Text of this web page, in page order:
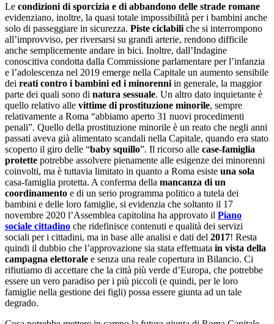
Le condizioni di sporcizia e di abbandono delle strade romane
evidenziano, inoltre, la quasi totale impossibilità per i bambini anche
solo di passeggiare in sicurezza. Piste ciclabili che si interrompono
all’improvviso, per riversarsi su grandi arterie, rendono difficile
anche semplicemente andare in bici. Inoltre, dall’Indagine
conoscitiva condotta dalla Commissione parlamentare per l’infanzia
e l’adolescenza nel 2019 emerge nella Capitale un aumento sensibile
dei reati contro i bambini ed i minorenni in generale, la maggior
parte dei quali sono di natura sessuale. Un altro dato inquietante è
quello relativo alle vittime di prostituzione minorile, sempre
relativamente a Roma “abbiamo aperto 31 nuovi procedimenti
penali”. Quello della prostituzione minorile è un reato che negli anni
passati aveva già alimentato scandali nella Capitale, quando era stato
scoperto il giro delle “baby squillo”. Il ricorso alle case-famiglia
protette potrebbe assolvere pienamente alle esigenze dei minorenni
coinvolti, ma è tuttavia limitato in quanto a Roma esiste una sola
casa-famiglia protetta. A conferma della mancanza di un
coordinamento e di un serio programma politico a tutela dei
bambini e delle loro famiglie, si evidenzia che soltanto il 17
novembre 2020 l’Assemblea capitolina ha approvato il Piano
sociale cittadino che ridefinisce contenuti e qualità dei servizi
sociali per i cittadini, ma in base alle analisi e dati del 2017! Resta
quindi il dubbio che l’approvazione sia stata effettuata in vista della
campagna elettorale e senza una reale copertura in Bilancio. Ci
rifiutiamo di accettare che la città più verde d’Europa, che potrebbe
essere un vero paradiso per i più piccoli (e quindi, per le loro
famiglie nella gestione dei figli) possa essere giunta ad un tale
degrado.